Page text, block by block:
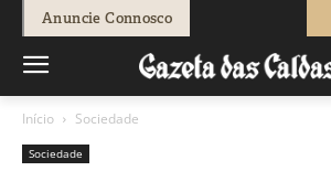
Anuncie Connosco
Início Sociedade
Sociedade